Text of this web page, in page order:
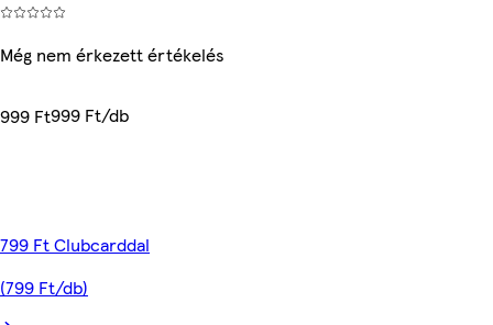
Még nem érkezett értékelés
999 Ft999 Ft/db
799 Ft Clubcarddal
(799 Ft/db)